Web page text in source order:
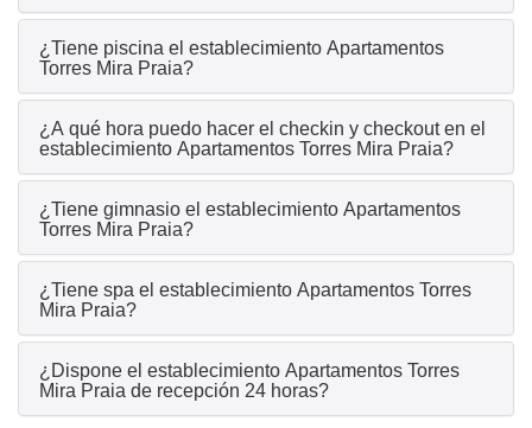
¿Tiene piscina el establecimiento Apartamentos
Torres Mira Praia?
¿A qué hora puedo hacer el checkin y checkout en el
establecimiento Apartamentos Torres Mira Praia?
¿Tiene gimnasio el establecimiento Apartamentos
Torres Mira Praia?
¿Tiene spa el establecimiento Apartamentos Torres
Mira Praia?
¿Dispone el establecimiento Apartamentos Torres
Mira Praia de recepción 24 horas?